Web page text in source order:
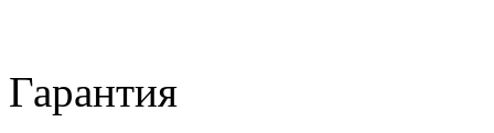
Гарантия